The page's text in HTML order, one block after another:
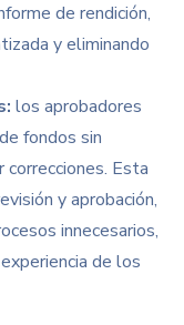
de rendición,
y eliminando
los aprobadores
fondos sin
Esta
y aprobación,
innecesarios,
de los